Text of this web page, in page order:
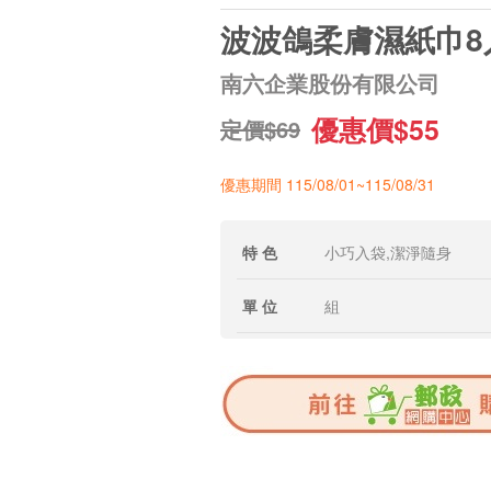
波波鴿柔膚濕紙巾
南六企業股份有限公司
定價$69 優惠價$55
優惠期間 115/08/01~115/08/31
特 色 小巧入袋,潔淨隨身
單 位 組